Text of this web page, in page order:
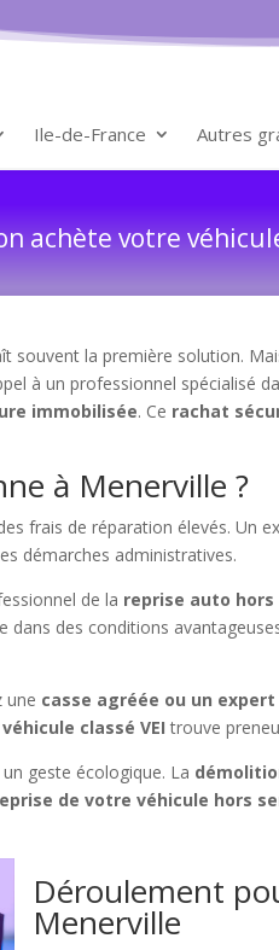
Ile-de-France Autres
achète votre
souvent la première solution.
à un professionnel spécialisé
immobilisée. Ce rachat
à Menerville ?
frais de réparation élevés. Un
démarches administratives.
de la reprise auto
dans des conditions
une casse agréée ou un
véhicule classé VEI trouve
geste écologique. La
de votre véhicule hors
Déroulement
Menerville